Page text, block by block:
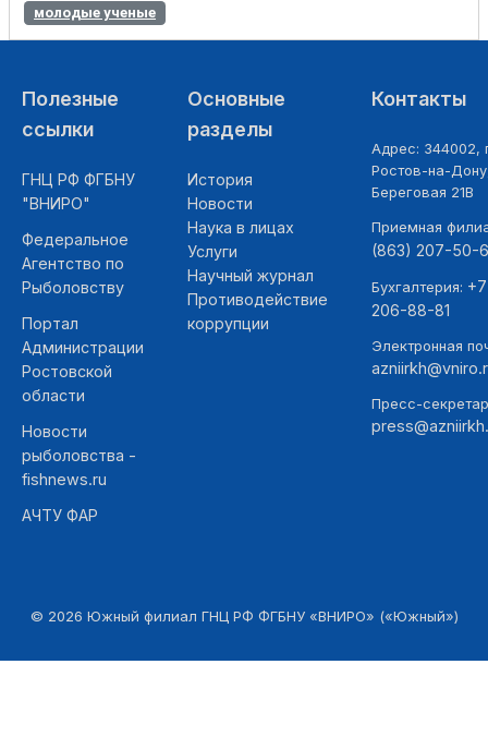
молодые ученые
Полезные
ссылки
ГНЦ РФ ФГБНУ
"ВНИРО"
Федеральное
Агентство по
Рыболовству
Портал
Администрации
Ростовской
области
Новости
рыболовства -
fishnews.ru
АЧТУ ФАР
Основные
разделы
История
Новости
Наука в лицах
Услуги
Научный журнал
Противодействие
коррупции
Контакты
Адрес: 344002,
Ростов-на-
Береговая 21В
Приемная
(863) 207-50-
Бухгалтерия:
206-88-81
Электронная
Пресс-
© 2026 Южный филиал ГНЦ РФ ФГБНУ «ВНИРО» («Южный»)